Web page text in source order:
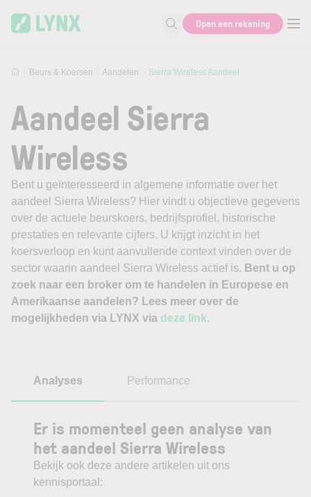
Zoek naar informatie
Open een rekening
Beurs & Koersen Aandelen Sierra Wireless Aandeel
Aandeel Sierra
Wireless
Bent u geïnteresseerd in algemene informatie over het
aandeel Sierra Wireless? Hier vindt u objectieve gegevens
over de actuele beurskoers, bedrijfsprofiel, historische
prestaties en relevante cijfers. U krijgt inzicht in het
koersverloop en kunt aanvullende context vinden over de
sector waarin aandeel Sierra Wireless actief is. Bent u op
zoek naar een broker om te handelen in Europese en
Amerikaanse aandelen? Lees meer over de
mogelijkheden via LYNX via deze link.
Analyses Performance
Er is momenteel geen analyse van
het aandeel Sierra Wireless
Bekijk ook deze andere artikelen uit ons
kennisportaal: